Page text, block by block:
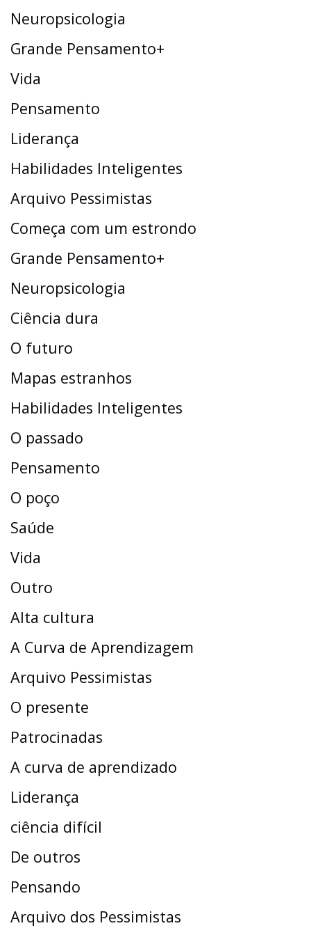
Neuropsicologia
Grande Pensamento+
Vida
Pensamento
Liderança
Habilidades Inteligentes
Arquivo Pessimistas
Começa com um estrondo
Grande Pensamento+
Neuropsicologia
Ciência dura
O futuro
Mapas estranhos
Habilidades Inteligentes
O passado
Pensamento
O poço
Saúde
Vida
Outro
Alta cultura
A Curva de Aprendizagem
Arquivo Pessimistas
O presente
Patrocinadas
A curva de aprendizado
Liderança
ciência difícil
De outros
Pensando
Arquivo dos Pessimistas